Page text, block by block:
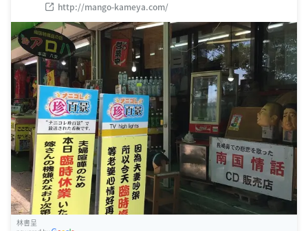
http://mango-kameya.com/
林書呈